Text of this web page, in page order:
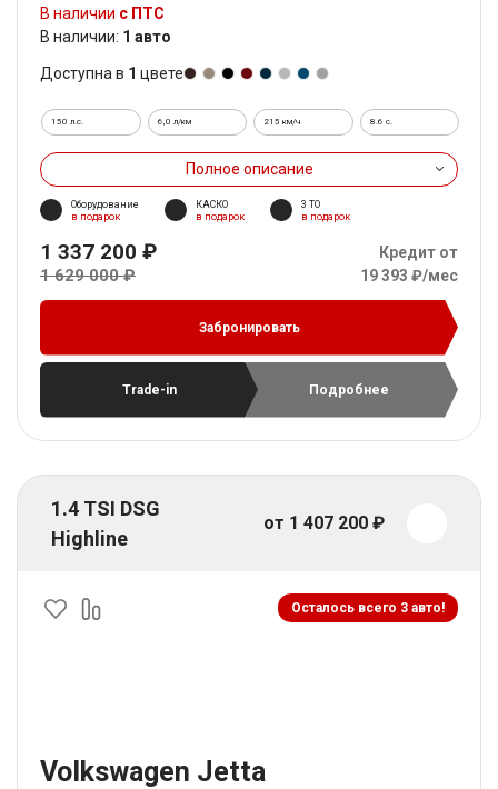
В наличии с ПТС
В наличии: 1 авто
Доступна в 1 цвете
150 л.с. 6,0 л/км 215 км/ч 8.6 c.
Полное описание
Оборудование
в подарок
КАСКО
в подарок
3 ТО
в подарок
1 337 200 ₽
1 629 000 ₽
Кредит от
19 393 ₽/мес
Забронировать
Trade-in Подробнее
1.4 TSI DSG
Highline
от 1 407 200 ₽
Осталось всего 3 авто!
Volkswagen Jetta